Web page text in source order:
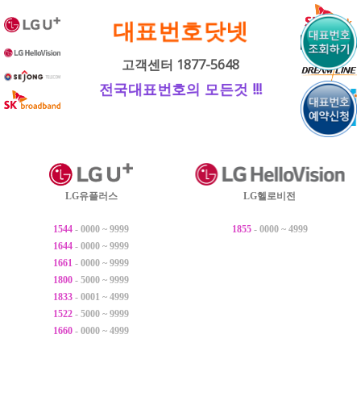
용
으
로
로
대표번호닷넷
고객센터 1877-5648
전국대표번호의 모든것 !!!
LG유플러스
1544 - 0000 ~ 9999
1644 - 0000 ~ 9999
1661 - 0000 ~ 9999
1800 - 5000 ~ 9999
1833 - 0001 ~ 4999
1522 - 5000 ~ 9999
1660 - 0000 ~ 4999
LG헬로비전
1855- 0000 ~ 4999